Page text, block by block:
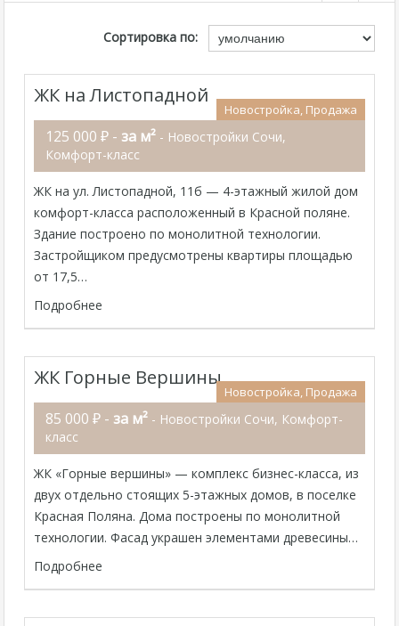
Сортировка по:
ЖК на Листопадной
Новостройка, Продажа
125 000 ₽ - за м² - Новостройки Сочи,
Комфорт-класс
ЖК на ул. Листопадной, 11б — 4-этажный жилой дом
комфорт-класса расположенный в Красной поляне.
Здание построено по монолитной технологии.
Застройщиком предусмотрены квартиры площадью
от 17,5…
Подробнее
ЖК Горные Вершины
Новостройка, Продажа
85 000 ₽ - за м² - Новостройки Сочи, Комфорт-
класс
ЖК «Горные вершины» — комплекс бизнес-класса, из
двух отдельно стоящих 5-этажных домов, в поселке
Красная Поляна. Дома построены по монолитной
технологии. Фасад украшен элементами древесины…
Подробнее